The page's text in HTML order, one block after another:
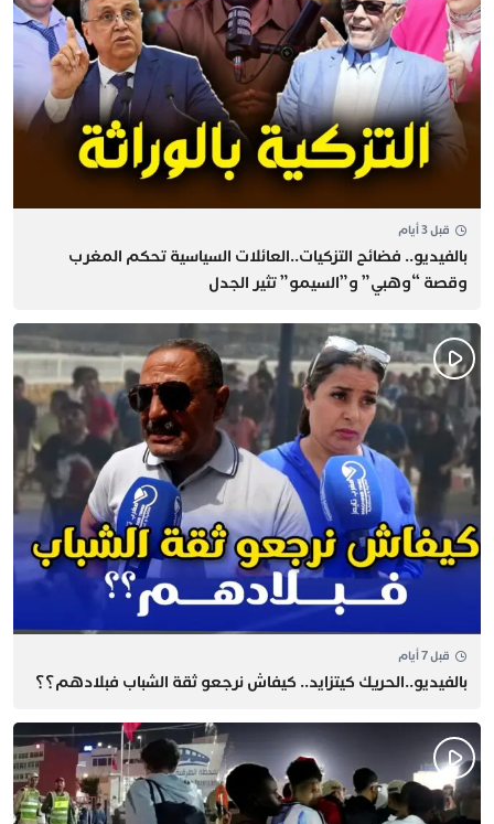
قبل 3 أيام
بالفيديو.. فضائح التزكيات..العائلات السياسية تحكم المغرب
وقصة “وهبي” و”السيمو” تثير الجدل
قبل 7 أيام
بالفيديو..الحريك كيتزايد.. كيفاش نرجعو ثقة الشباب فبلادهم؟؟